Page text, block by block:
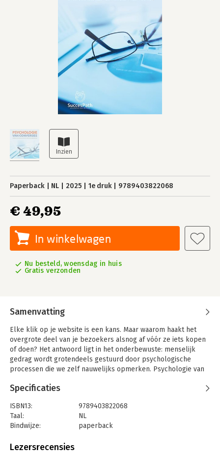
Paperback NL 2025 1e druk 9789403822068
€ 49,95
In winkelwagen
Nu besteld, woensdag in huis
Gratis verzonden
Samenvatting
Elke klik op je website is een kans. Maar waarom haakt het
overgrote deel van je bezoekers alsnog af vóór ze iets kopen
of doen? Het antwoord ligt in het onderbewuste: menselijk
gedrag wordt grotendeels gestuurd door psychologische
processen die we zelf nauwelijks opmerken. Psychologie van
webdesigner beter inspeelt op de manier waarop mensen écht
In dit boek ontdek je hoe je aandacht trekt én vasthoudt op de
momenten die er toe doen. Je leert hoe emoties, kleuren en de
Je herkent en verwijdert onzichtbare drempels in je website of
Specificaties
ISBN13:
9789403822068
Taal:
NL
Bindwijze:
paperback
Uitgever:
Lezersrecensies